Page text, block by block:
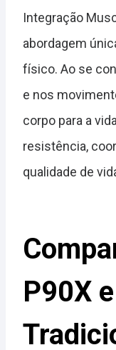
Integração
abordagem
físico. Ao se
e nos
corpo para a
resistência,
qualidade de
P90X